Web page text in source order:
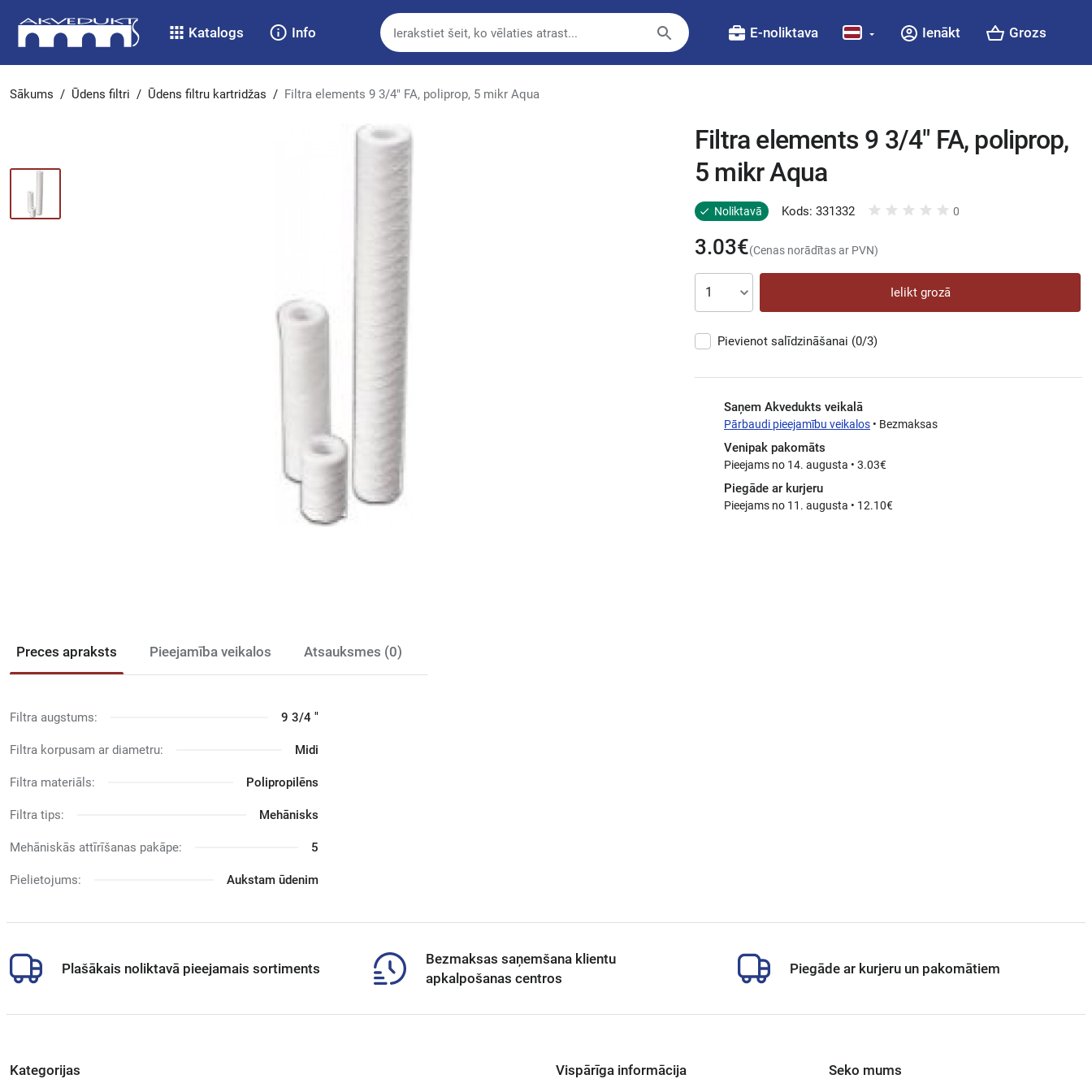
Katalogs Info E-noliktava Ienākt Grozs
Sākums / Ūdens filtri / Ūdens filtru kartridžas / Filtra elements 9 3/4" FA, poliprop, 5 mikr Aqua
Preces apraksts Pieejamība veikalos Atsauksmes (0)
Filtra augstums: 9 3/4 "
Filtra korpusam ar diametru: Midi
Filtra materiāls: Polipropilēns
Filtra tips: Mehānisks
Mehāniskās attīrīšanas pakāpe: 5
Pielietojums: Aukstam ūdenim
Filtra elements 9 3/4" FA, poliprop,
5 mikr Aqua
Noliktavā Kods: 331332 0
3.03€(Cenas norādītas ar PVN)
Ielikt grozā
Pievienot salīdzināšanai (0/3)
Saņem Akvedukts veikalā
Pārbaudi pieejamību veikalos • Bezmaksas
Venipak pakomāts
Pieejams no 14. augusta • 3.03€
Piegāde ar kurjeru
Pieejams no 11. augusta • 12.10€
Plašākais noliktavā pieejamais sortiments
Bezmaksas saņemšana klientu
apkalpošanas centros
Piegāde ar kurjeru un pakomātiem
Kategorijas Vispārīga informācija Seko mums